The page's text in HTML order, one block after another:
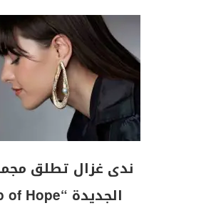
ندى غزال تطلق
الجديدة “Pop of Hope”